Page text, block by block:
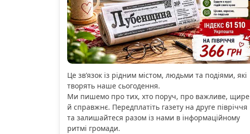
Це зв’язок із рідним містом, людьми та подіями, які
творять наше сьогодення.
Ми пишемо про тих, хто поруч, про важливе, щире
й справжнє. Передплатіть газету на друге півріччя
та залишайтеся разом із нами в інформаційному
ритмі громади.